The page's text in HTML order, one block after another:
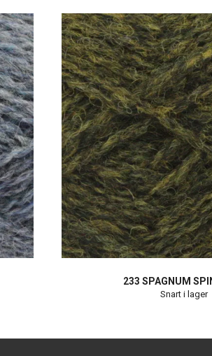
233 SPAGNUM
Snart i lager